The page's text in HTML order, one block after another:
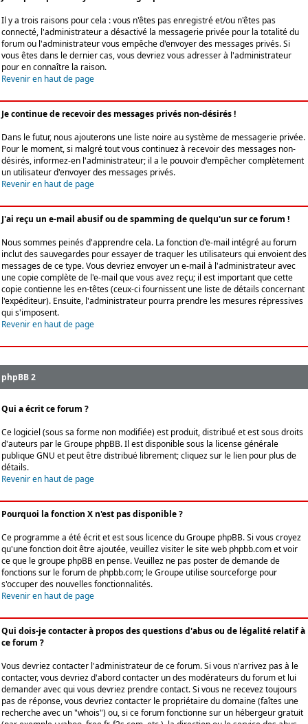
Il y a trois raisons pour cela : vous n'êtes pas enregistré et/ou n'êtes pas
connecté, l'administrateur a désactivé la messagerie privée pour la totalité du
forum ou l'administrateur vous empêche d'envoyer des messages privés. Si
vous êtes dans le dernier cas, vous devriez vous adresser à l'administrateur
pour en connaître la raison.
Revenir en haut de page
Je continue de recevoir des messages privés non-désirés !
Dans le futur, nous ajouterons une liste noire au système de messagerie privée.
Pour le moment, si malgré tout vous continuez à recevoir des messages non-
désirés, informez-en l'administrateur; il a le pouvoir d'empêcher complètement
un utilisateur d'envoyer des messages privés.
Revenir en haut de page
J'ai reçu un e-mail abusif ou de spamming de quelqu'un sur ce forum !
Nous sommes peinés d'apprendre cela. La fonction d'e-mail intégré au forum
inclut des sauvegardes pour essayer de traquer les utilisateurs qui envoient des
messages de ce type. Vous devriez envoyer un e-mail à l'administrateur avec
une copie complète de l'e-mail que vous avez reçu; il est important que cette
copie contienne les en-têtes (ceux-ci fournissent une liste de détails concernant
l'expéditeur). Ensuite, l'administrateur pourra prendre les mesures répressives
qui s'imposent.
Revenir en haut de page
phpBB 2
Qui a écrit ce forum ?
Ce logiciel (sous sa forme non modifiée) est produit, distribué et est sous droits
d'auteurs par leGroupe phpBB. Il est disponible sous la license générale
publique GNU et peut être distribué librement; cliquez sur le lien pour plus de
détails.
Revenir en haut de page
Pourquoi la fonction X n'est pas disponible ?
Ce programme a été écrit et est sous licence du Groupe phpBB. Si vous croyez
qu'une fonction doit être ajoutée, veuillez visiter le site web phpbb.com et voir
ce que le groupe phpBB en pense. Veuillez ne pas poster de demande de
fonctions sur le forum de phpbb.com; le Groupe utilise sourceforge pour
s'occuper des nouvelles fonctionnalités.
Revenir en haut de page
Qui dois-je contacter à propos des questions d'abus ou de légalité relatif à
ce forum ?
Vous devriez contacter l'administrateur de ce forum. Si vous n'arrivez pas à le
contacter, vous devriez d'abord contacter un des modérateurs du forum et lui
demander avec qui vous devriez prendre contact. Si vous ne recevez toujours
pas de réponse, vous devriez contacter le propriétaire du domaine (faîtes une
recherche avec un "whois") ou, si ce forum fonctionne sur un hébergeur gratuit